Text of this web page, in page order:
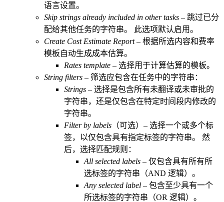
语言设置。
Skip strings already included in other tasks – 跳过已分
配给其他任务的字符串。 此选项默认启用。
Create Cost Estimate Report– 根据所选内容和费率
模板自动生成成本估算。
Rates template – 选择用于计算估算的模板。
String filters – 筛选应包含在任务中的字符串：
Strings – 选择是包含所有未翻译或未审批的
字符串，还是仅包含在特定时间段内修改的
字符串。
Filter by labels （可选）– 选择一个或多个标
签，以仅包含具有指定标签的字符串。 然
后，选择匹配规则：
All selected labels – 仅包含具有所有所
选标签的字符串（AND 逻辑）。
Any selected label – 包含至少具有一个
所选标签的字符串（OR 逻辑）。